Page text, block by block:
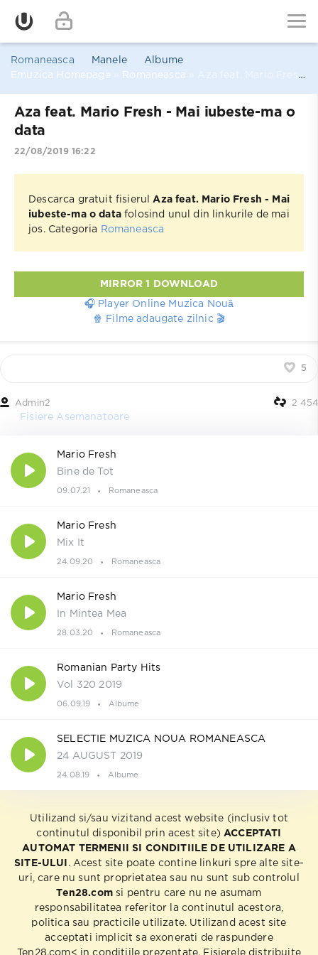
Romaneasca Manele
Albume
Emuzica Homepage
Romaneasca
Aza feat. Mario Fresh - Mai iubeste-ma o
data
22/08/2019 16:22
Descarca gratuit fisierul Aza feat. Mario Fresh - Mai
iubeste-ma o datafolosind unul din linkurile de mai
jos. Categoria
Romaneasca
MIRROR 1 DOWNLOAD
🎧 Player Online Muzica Nouă
🍿 Filme adaugate zilnic 🎬
5
Admin2 2 454
Fisiere Asemanatoare
Mario Fresh
Bine de Tot
09.07.21 Romaneasca
Mario Fresh
Mix It
24.09.20 Romaneasca
Mario Fresh
In Mintea Mea
28.03.20 Romaneasca
Romanian Party Hits
Vol 320 2019
06.09.19 Albume
SELECTIE MUZICA NOUA ROMANEASCA
24 AUGUST 2019
24.08.19 Albume
Utilizand si/sau vizitand acest website (inclusiv tot
continutul disponibil prin acest site) ACCEPTATI
AUTOMAT TERMENII SI CONDITIILE DE UTILIZARE A
SITE-ULUI
. Acest site poate contine linkuri spre alte site-
uri, care nu sunt proprietatea sau nu sunt sub controlul
Ten28.comsi pentru care nu ne asumam
responsabilitatea referitor la continutul acestora,
politica sau practicile utilizate. Utilizand acest site
acceptati implicit sa exonerati de raspundere
Ten28.com< in conditiile prezentate. Fisierele distribuite